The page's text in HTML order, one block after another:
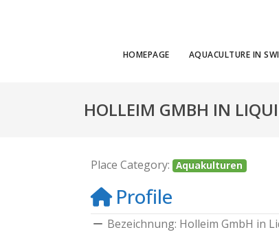
HOMEPAGE AQUACULTURE IN
HOLLEIM GMBH IN
Place Category: Aquakulturen
Profile
Bezeichnung: Holleim GmbH in